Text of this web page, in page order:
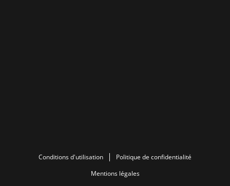
Conditions d'utilisation
Politique de confidentialité
Mentions légales